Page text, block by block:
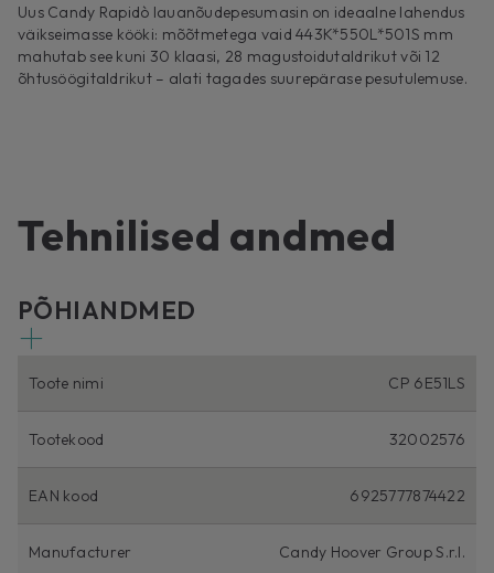
Uus Candy Rapidò lauanõudepesumasin on ideaalne lahendus
väikseimasse kööki: mõõtmetega vaid 443K*550L*501S mm
mahutab see kuni 30 klaasi, 28 magustoidutaldrikut või 12
õhtusöögitaldrikut – alati tagades suurepärase pesutulemuse.
Tehnilised andmed
PÕHIANDMED
Toote nimi CP 6E51LS
Tootekood 32002576
EAN kood 6925777874422
Manufacturer Candy Hoover Group S.r.l.